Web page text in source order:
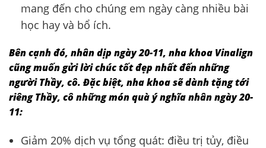
mang đến cho chúng em ngày càng nhiều bài
học hay và bổ ích.
Bên cạnh đó, nhân dịp ngày 20-11, nha khoa Vinalign
cũng muốn gửi lời chúc tốt đẹp nhất đến những
người Thầy, cô. Đặc biệt, nha khoa sẽ dành tặng tới
riêng Thầy, cô những món quà ý nghĩa nhân ngày 20-
11:
Giảm 20% dịch vụ tổng quát: điều trị tủy, điều